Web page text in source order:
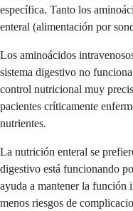
específica. Tanto los
enteral (alimentación por
Los aminoácidos
sistema digestivo no
control nutricional muy
pacientes críticamente
nutrientes.
La nutrición enteral se
digestivo está funcionando
ayuda a mantener la función
menos riesgos de